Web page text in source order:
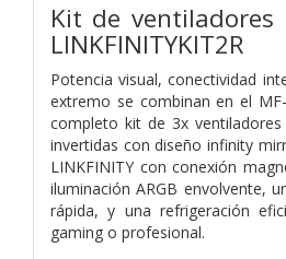
Kit de ventiladores
LINKFINITYKIT2R
Potencia visual, conectividad
extremo se combinan en el MF-
completo kit de 3x
invertidas con diseño infinity
LINKFINITY con conexión
iluminación ARGB envolvente,
rápida, y una refrigeración
gaming o profesional.